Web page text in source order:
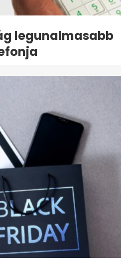
legunalmasabb